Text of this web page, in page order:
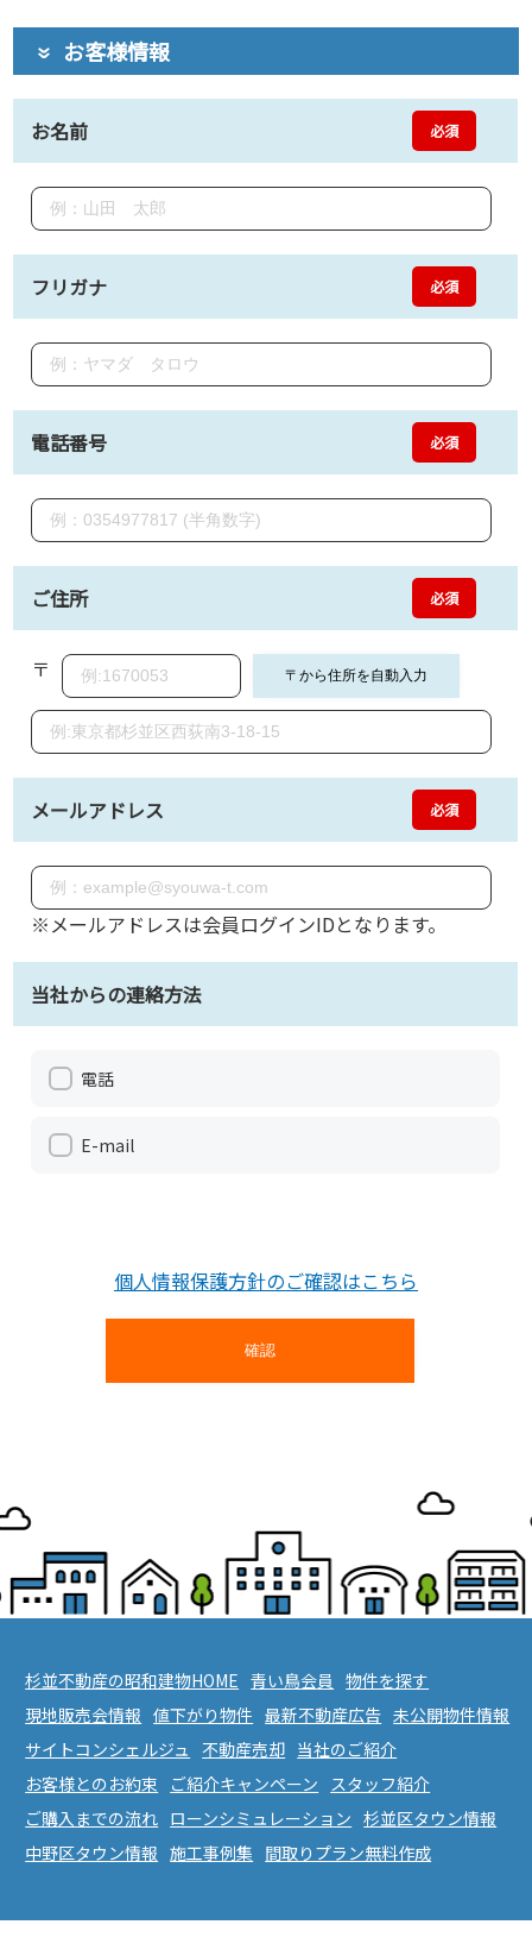
お客様情報
お名前 必須
フリガナ 必須
電話番号 必須
ご住所 必須
〒
メールアドレス 必須
※メールアドレスは会員ログインIDとなります。
当社からの連絡方法
電話
E-mail
個人情報保護方針のご確認はこちら
杉並不動産の昭和建物HOME 青い鳥会員
物件を探す
現地販売会情報 値下がり物件 最新不動産広告 未公開物件情報
サイトコンシェルジュ
不動産売却 当社のご紹介
お客様とのお約束
ご紹介キャンペーン
スタッフ紹介
ご購入までの流れ ローンシミュレーション 杉並区タウン情報
中野区タウン情報 施工事例集 間取りプラン無料作成